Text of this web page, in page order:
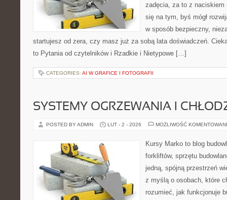
zadęcia, za to z naciskiem
się na tym, byś mógł
w sposób bezpieczny,
startujesz od zera, czy masz już za sobą lata doświadczeń.
to Pytania od czytelników i Rzadkie i Nietypowe […]
CATEGORIES: AI W GRAFICE I FOTOGRAFII
SYSTEMY OGRZEWANIA I
POSTED BY ADMIN LUT - 2 - 2026 MOŻLIWOŚĆ
Kursy Marko to blog
forkliftów, sprzętu
jedną, spójną przestrzeń
z myślą o osobach, które
rozumieć, jak funkcjonuje